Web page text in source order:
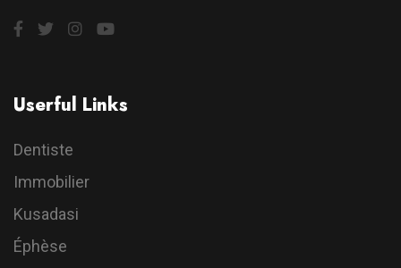
Userful Links
Dentiste
Immobilier
Kusadasi
Éphèse